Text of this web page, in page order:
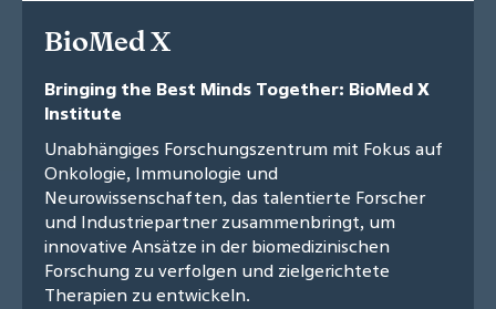
BioMed X
Bringing the Best Minds Together: BioMed X
Institute
Unabhängiges Forschungszentrum mit Fokus auf
Onkologie, Immunologie und
Neurowissenschaften, das talentierte Forscher
und Industriepartner zusammenbringt, um
innovative Ansätze in der biomedizinischen
Forschung zu verfolgen und zielgerichtete
Therapien zu entwickeln.